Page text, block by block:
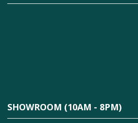
SHOWROOM (10AM - 8PM)